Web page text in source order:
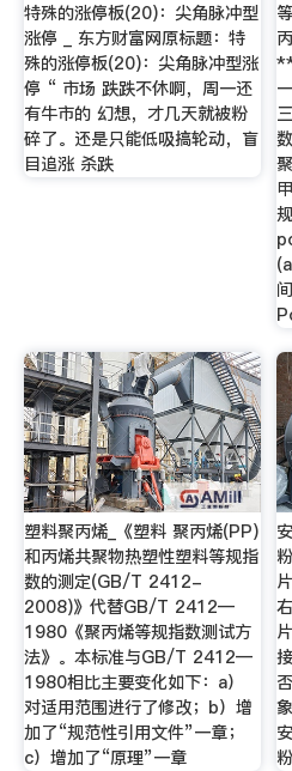
特殊的涨停板(20)：尖角脉冲型
涨停 _ 东方财富网原标题：特
殊的涨停板(20)：尖角脉冲型涨
停 “ 市场 跌跌不休啊，周一还
有牛市的 幻想，才几天就被粉
碎了。还是只能低吸搞轮动，盲
目追涨 杀跌
塑料聚丙烯_《塑料 聚丙烯(PP)
和丙烯共聚物热塑性塑料等规指
数的测定(GB/T 2412-
2008)》代替GB/T 2412—
1980《聚丙烯等规指数测试方
法》。本标准与GB/T 2412—
1980相比主要变化如下：a）
对适用范围进行了修改；b）增
加了“规范性引用文件”一章；
c）增加了“原理”一章